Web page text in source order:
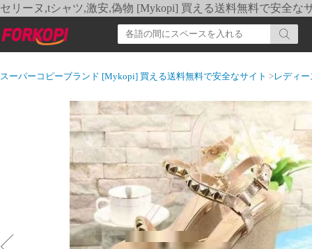
セリーヌ,tシャツ,激安,偽物 [Mykopi] 買える送料無料で安全な
スーパーコピーブランド [Mykopi] 買える送料無料で安全なサイト >レディ